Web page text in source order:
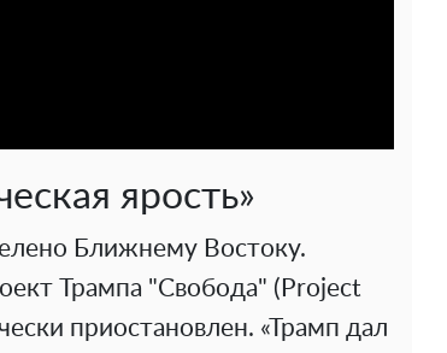
ярость»
Ближнему Востоку.
Трампа "Свобода" (Project
приостановлен. «Трамп дал